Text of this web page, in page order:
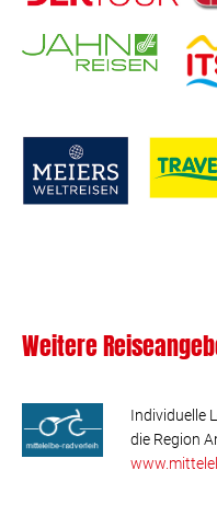
Weitere
Individuelle
die Region